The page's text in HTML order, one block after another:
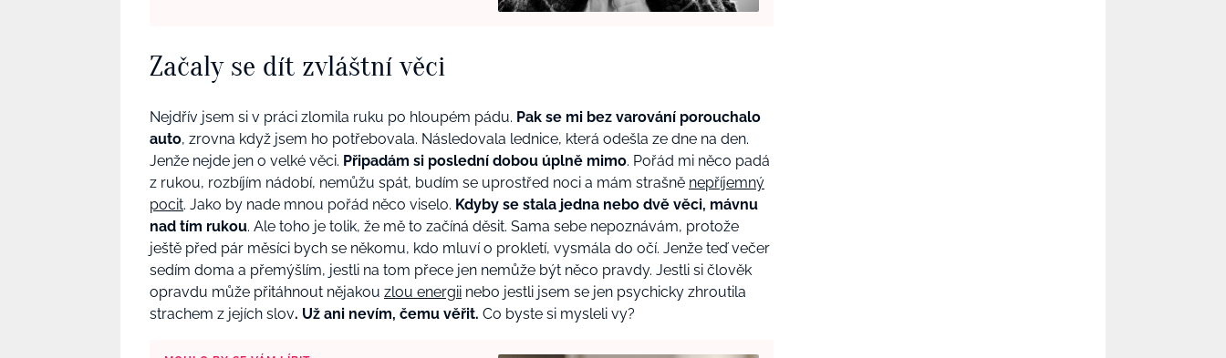
Začaly se dít zvláštní věci
Nejdřív jsem si v práci zlomila ruku po hloupém pádu. Pak se mi bez varování porouchalo
auto, zrovna když jsem ho potřebovala. Následovala lednice, která odešla ze dne na den.
Jenže nejde jen o velké věci. Připadám si poslední dobou úplně mimo. Pořád mi něco padá
z rukou, rozbíjím nádobí, nemůžu spát, budím se uprostřed noci a mám strašně nepříjemný
pocit. Jako by nade mnou pořád něco viselo. Kdyby se stala jedna nebo dvě věci, mávnu
nad tím rukou. Ale toho je tolik, že mě to začíná děsit. Sama sebe nepoznávám, protože
ještě před pár měsíci bych se někomu, kdo mluví o prokletí, vysmála do očí. Jenže teď večer
sedím doma a přemýšlím, jestli na tom přece jen nemůže být něco pravdy. Jestli si člověk
opravdu může přitáhnout nějakou zlou energii nebo jestli jsem se jen psychicky zhroutila
strachem z jejích slov. Už ani nevím, čemu věřit. Co byste si mysleli vy?